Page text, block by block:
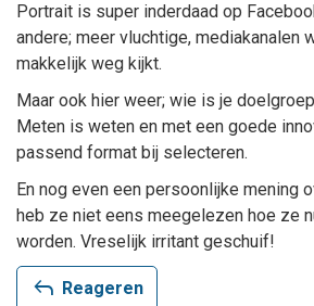
Portrait is super inderdaad op
andere; meer vluchtige, mediakanalen
makkelijk weg kijkt.
Maar ook hier weer; wie is je
Meten is weten en met een goede
passend format bij selecteren.
En nog even een persoonlijke mening
heb ze niet eens meegelezen hoe ze
worden. Vreselijk irritant geschuif!
reply Reageren